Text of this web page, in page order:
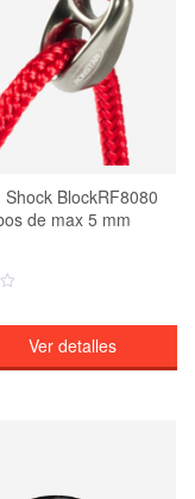
Shock BlockRF8080
de max 5 mm
Ver detalles